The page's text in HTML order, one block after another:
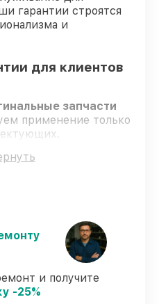
гарантии строятся
и
для клиентов
запчасти
применение только
обучение, что
оговоренные сроки.
ремонта – все все
сервисной
и получите
-25%